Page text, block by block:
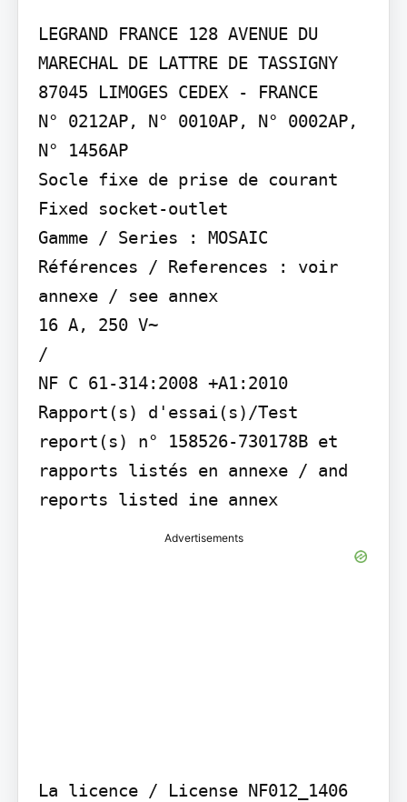
LEGRAND FRANCE 128 AVENUE DU
MARECHAL DE LATTRE DE TASSIGNY
87045 LIMOGES CEDEX - FRANCE
N° 0212AP, N° 0010AP, N° 0002AP,
N° 1456AP
Socle fixe de prise de courant
Fixed socket-outlet
Gamme / Series : MOSAIC
Références / References : voir
annexe / see annex
16 A, 250 V~
/
NF C 61-314:2008 +A1:2010
Rapport(s) d'essai(s)/Test
report(s) n° 158526-730178B et
rapports listés en annexe / and
reports listed ine annex
Advertisements
La licence / License NF012_1406